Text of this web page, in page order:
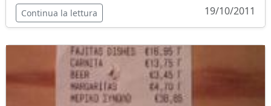
Continua la lettura 19/10/2011